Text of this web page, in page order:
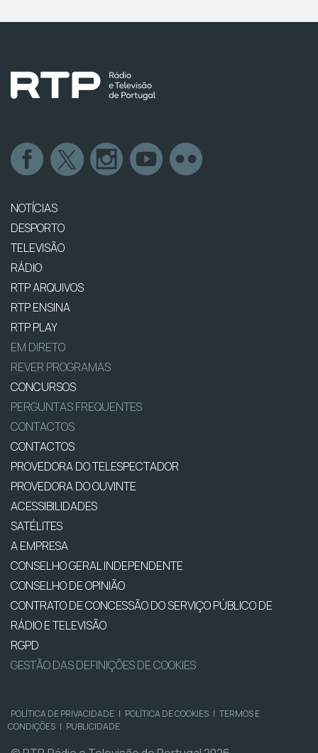
NOTÍCIAS
DESPORTO
TELEVISÃO
RÁDIO
RTP ARQUIVOS
RTP ENSINA
RTP PLAY
EM DIRETO
REVER PROGRAMAS
CONCURSOS
PERGUNTAS FREQUENTES
CONTACTOS
CONTACTOS
PROVEDORA DO TELESPECTADOR
PROVEDORA DO OUVINTE
ACESSIBILIDADES
SATÉLITES
A EMPRESA
CONSELHO GERAL INDEPENDENTE
CONSELHO DE OPINIÃO
CONTRATO DE CONCESSÃO DO SERVIÇO PÚBLICO DE
RÁDIO E TELEVISÃO
RGPD
GESTÃO DAS DEFINIÇÕES DE COOKIES
POLÍTICA DE PRIVACIDADE | POLÍTICA DE COOKIES | TERMOS E
CONDIÇÕES | PUBLICIDADE